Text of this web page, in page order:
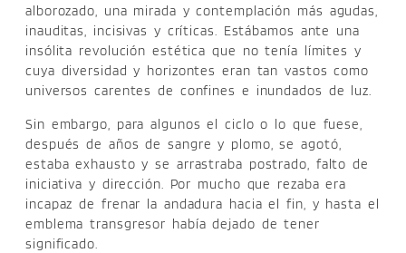
alborozado, una mirada y contemplación más agudas,
inauditas, incisivas y críticas. Estábamos ante una
insólita revolución estética que no tenía límites y
cuya diversidad y horizontes eran tan vastos como
universos carentes de confines e inundados de luz.
Sin embargo, para algunos el ciclo o lo que fuese,
después de años de sangre y plomo, se agotó,
estaba exhausto y se arrastraba postrado, falto de
iniciativa y dirección. Por mucho que rezaba era
incapaz de frenar la andadura hacia el fin, y hasta el
emblema transgresor había dejado de tener
significado.